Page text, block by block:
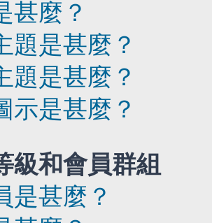
甚麼？
題是甚麼？
題是甚麼？
示是甚麼？
級和會員群組
是甚麼？